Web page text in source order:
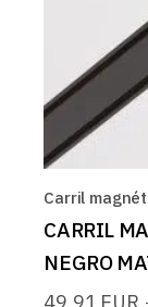
Carril
CARRIL
NEGRO